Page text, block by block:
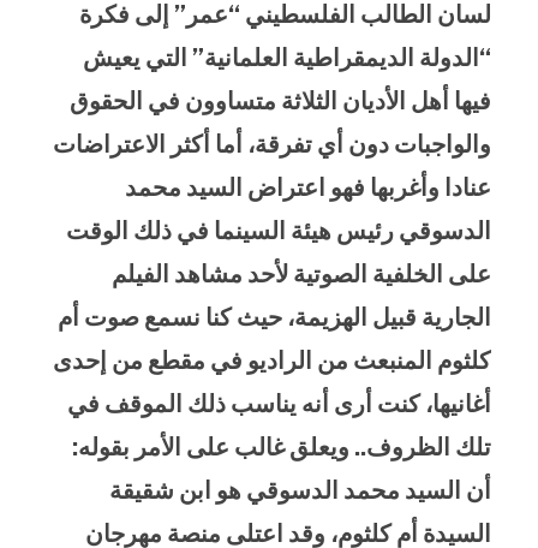
لسان الطالب الفلسطيني “عمر” إلى فكرة
“الدولة الديمقراطية العلمانية” التي يعيش
فيها أهل الأديان الثلاثة متساوون في الحقوق
والواجبات دون أي تفرقة، أما أكثر الاعتراضات
عنادا وأغربها فهو اعتراض السيد محمد
الدسوقي رئيس هيئة السينما في ذلك الوقت
على الخلفية الصوتية لأحد مشاهد الفيلم
الجارية قبيل الهزيمة، حيث كنا نسمع صوت أم
كلثوم المنبعث من الراديو في مقطع من إحدى
أغانيها، كنت أرى أنه يناسب ذلك الموقف في
تلك الظروف.. ويعلق غالب على الأمر بقوله:
أن السيد محمد الدسوقي هو ابن شقيقة
السيدة أم كلثوم، وقد اعتلى منصة مهرجان